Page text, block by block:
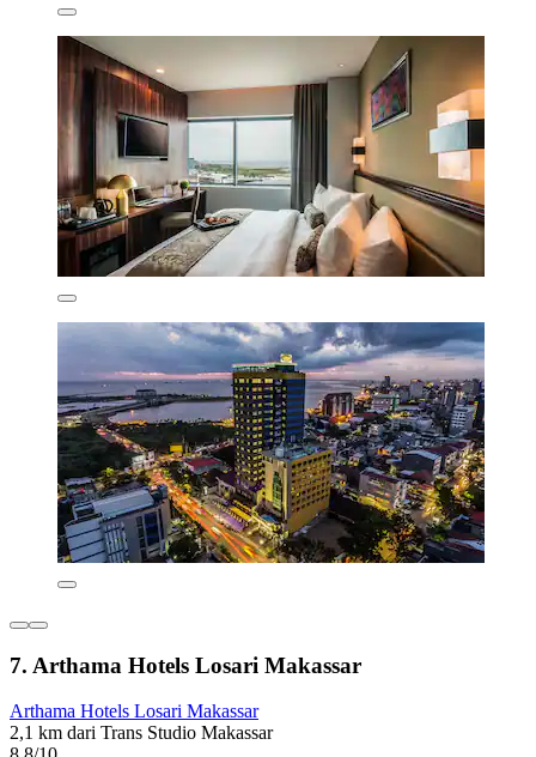
7. Arthama Hotels Losari Makassar
Arthama Hotels Losari Makassar
2,1 km dari Trans Studio Makassar